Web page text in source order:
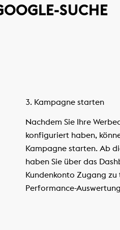
SUCHE
3. Kampagne starten
Nachdem Sie Ihre
konfiguriert haben,
Kampagne starten. Ab
haben Sie über das
Kundenkonto Zugang
Performance-